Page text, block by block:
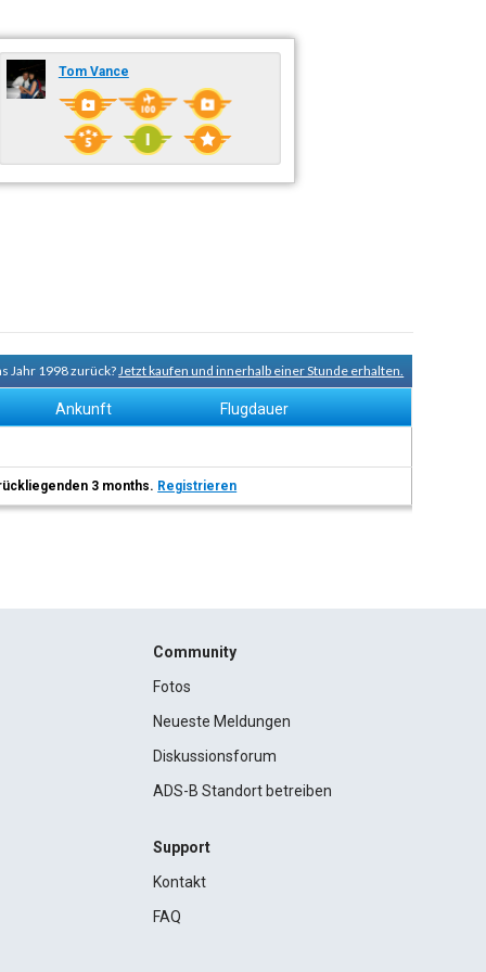
Tom Vance
Jahr 1998 zurück?Jetzt kaufen und innerhalb einer Stunde erhalten.
Ankunft Flugdauer
3 months. Registrieren
Community
Fotos
Neueste Meldungen
Diskussionsforum
ADS-B Standort betreiben
Support
Kontakt
FAQ